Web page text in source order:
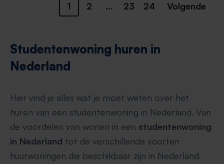
1 2 ... 23 24 Volgende
Studentenwoning huren in
Nederland
Hier vind je alles wat je moet weten over het
huren van een studentenwoning in Nederland. Van
de voordelen van wonen in een studentenwoning
in Nederland tot de verschillende soorten
huurwoningen die beschikbaar zijn in Nederland.